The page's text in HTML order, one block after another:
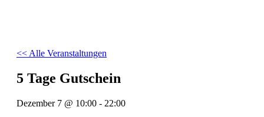
<< Alle Veranstaltungen
5 Tage Gutschein
Dezember 7 @ 10:00 - 22:00